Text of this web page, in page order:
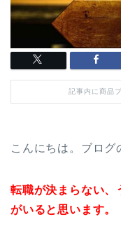
記事内に商品
こんにちは。ブログ
転職が決まらない、
がいると思います。